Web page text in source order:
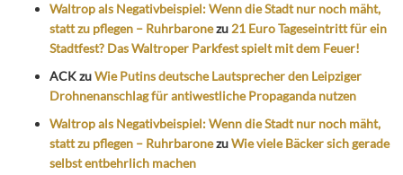
Waltrop als Negativbeispiel: Wenn die Stadt nur noch mäht,
statt zu pflegen – Ruhrbaronezu 21 Euro Tageseintritt für ein
Stadtfest? Das Waltroper Parkfest spielt mit dem Feuer!
ACKzuWie Putins deutsche Lautsprecher den Leipziger
Drohnenanschlag für antiwestliche Propaganda nutzen
Waltrop als Negativbeispiel: Wenn die Stadt nur noch mäht,
statt zu pflegen – RuhrbaronezuWie viele Bäcker sich gerade
selbst entbehrlich machen